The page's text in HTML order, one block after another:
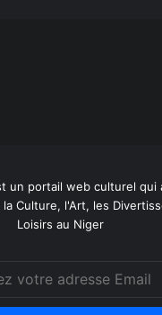
un portail web culturel qui
Culture, l'Art, les
Loisirs au Niger